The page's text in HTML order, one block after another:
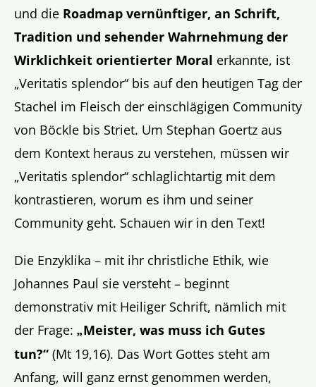
und die Roadmap vernünftiger, an Schrift,
Tradition und sehender Wahrnehmung der
Wirklichkeit orientierter Moral erkannte, ist
„Veritatis splendor“ bis auf den heutigen Tag der
Stachel im Fleisch der einschlägigen Community
von Böckle bis Striet. Um Stephan Goertz aus
dem Kontext heraus zu verstehen, müssen wir
„Veritatis splendor“ schlaglichtartig mit dem
kontrastieren, worum es ihm und seiner
Community geht. Schauen wir in den Text!
Die Enzyklika – mit ihr christliche Ethik, wie
Johannes Paul sie versteht – beginnt
demonstrativ mit Heiliger Schrift, nämlich mit
der Frage: „Meister, was muss ich Gutes
tun?“ (Mt 19,16). Das Wort Gottes steht am
Anfang, will ganz ernst genommen werden,